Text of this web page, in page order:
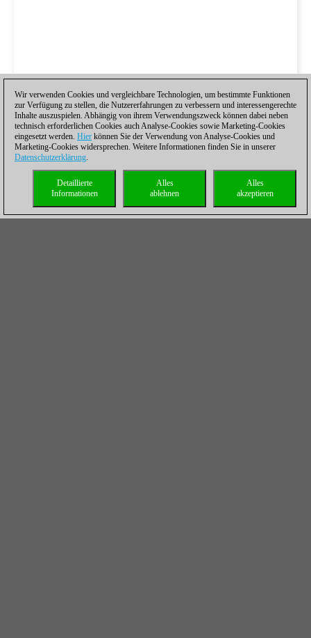
Wir verwenden Cookies und vergleichbare Technologien, um bestimmte Funktionen
zur Verfügung zu stellen, die Nutzererfahrungen zu verbessern und interessengerechte
Inhalte auszuspielen. Abhängig von ihrem Verwendungszweck können dabei neben
technisch erforderlichen Cookies auch Analyse-Cookies sowie Marketing-Cookies
eingesetzt werden. Hier können Sie der Verwendung von Analyse-Cookies und
Marketing-Cookies widersprechen. Weitere Informationen finden Sie in unserer
Datenschutzerklärung.
Alles
akzeptieren
Alles
ablehnen
Detaillierte
Informationen